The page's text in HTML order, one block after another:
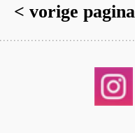
< vorige pagina